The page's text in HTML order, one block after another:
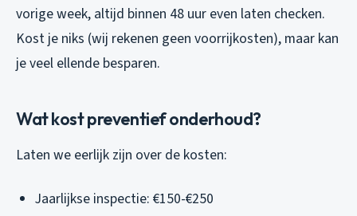
vorige week, altijd binnen 48 uur even laten checken.
Kost je niks (wij rekenen geen voorrijkosten), maar kan
je veel ellende besparen.
Wat kost preventief onderhoud?
Laten we eerlijk zijn over de kosten:
Jaarlijkse inspectie: €150-€250